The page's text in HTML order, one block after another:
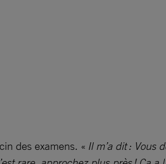
des examens. « Il m’a dit : Vous